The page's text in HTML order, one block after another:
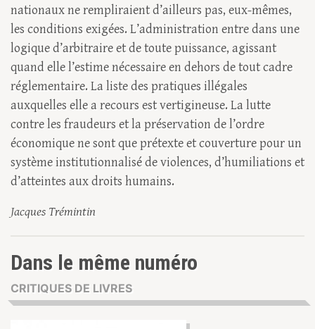
nationaux ne rempliraient d’ailleurs pas, eux-mêmes,
les conditions exigées. L’administration entre dans une
logique d’arbitraire et de toute puissance, agissant
quand elle l’estime nécessaire en dehors de tout cadre
réglementaire. La liste des pratiques illégales
auxquelles elle a recours est vertigineuse. La lutte
contre les fraudeurs et la préservation de l’ordre
économique ne sont que prétexte et couverture pour un
système institutionnalisé de violences, d’humiliations et
d’atteintes aux droits humains.
Jacques Trémintin
Dans le même numéro
CRITIQUES DE LIVRES